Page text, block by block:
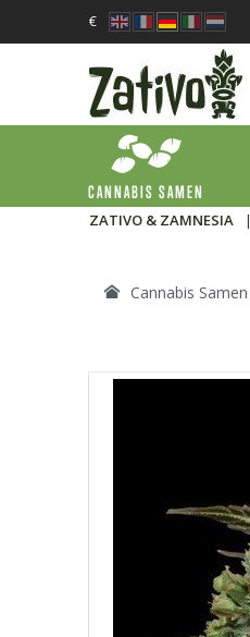
€
CANNABIS SAMEN
ZATIVO & ZAMNESIA
|
Cannabis Samen